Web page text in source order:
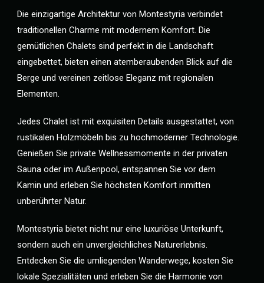
Die einzigartige Architektur von Montestyria verbindet
traditionellen Charme mit modernem Komfort. Die
gemütlichen Chalets sind perfekt in die Landschaft
eingebettet, bieten einen atemberaubenden Blick auf die
Berge und vereinen zeitlose Eleganz mit regionalen
Elementen.
Jedes Chalet ist mit exquisiten Details ausgestattet, von
rustikalen Holzmöbeln bis zu hochmoderner Technologie.
Genießen Sie private Wellnessmomente in der privaten
Sauna oder im Außenpool, entspannen Sie vor dem
Kamin und erleben Sie höchsten Komfort inmitten
unberührter Natur.
Montestyria bietet nicht nur eine luxuriöse Unterkunft,
sondern auch ein unvergleichliches Naturerlebnis.
Entdecken Sie die umliegenden Wanderwege, kosten Sie
lokale Spezialitäten und erleben Sie die Harmonie von